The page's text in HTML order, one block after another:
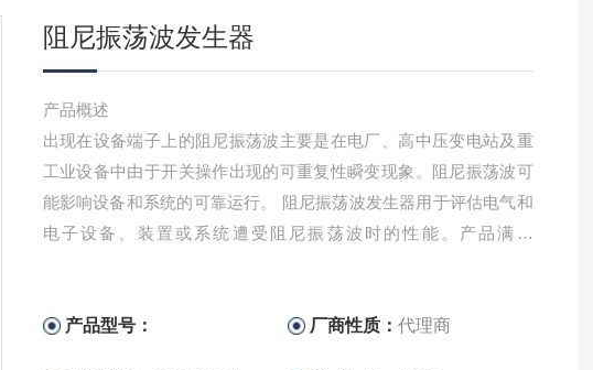
阻尼振荡波发生器
产品概述
出现在设备端子上的阻尼振荡波主要是在电厂、高中压变电站及重
工业设备中由于开关操作出现的可重复性瞬变现象。阻尼振荡波可
能影响设备和系统的可靠运行。 阻尼振荡波发生器用于评估电气和
电子设备、装置或系统遭受阻尼振荡波时的性能。产品满足
产品型号： 厂商性质：代理商